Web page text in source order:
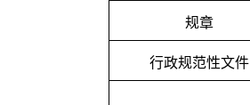
规章
行政规范性文件